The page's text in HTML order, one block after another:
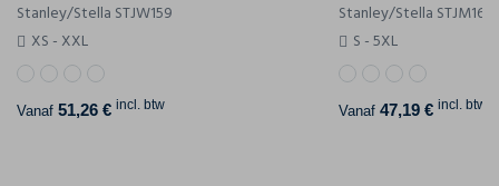
Stanley/Stella STJW159
XS - XXL
Vanaf 51,26 € incl. btw
Stanley/Stella STJM167
S - 5XL
Vanaf 47,19 € incl. btw